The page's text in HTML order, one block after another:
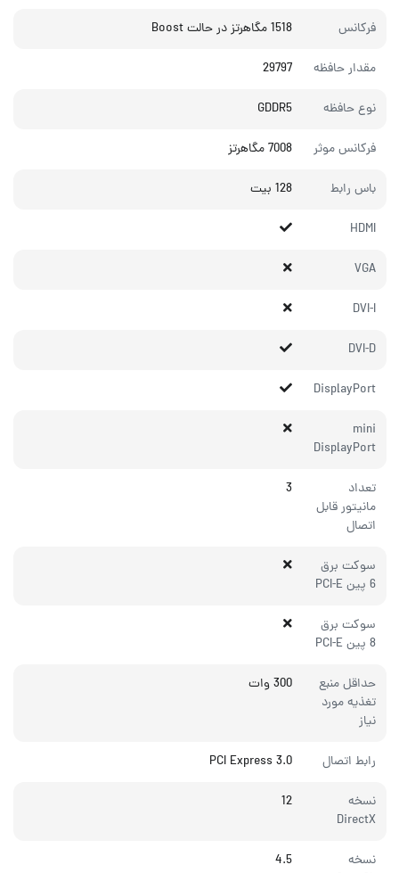
فرکانس 1518 مگاهرتز در حالت Boost
مقدار حافظه 29797
نوع حافظه GDDR5
فرکانس موثر 7008 مگاهرتز
باس رابط 128 بیت
HDMI
VGA
DVI-I
DVI-D
DisplayPort
mini
DisplayPort
تعداد
مانیتور قابل
اتصال
3
سوکت برق
6 پین PCI-E
سوکت برق
8 پین PCI-E
حداقل منبع
تغذیه مورد
نیاز
300 وات
رابط اتصال PCI Express 3.0
نسخه
DirectX
12
نسخه
4.5